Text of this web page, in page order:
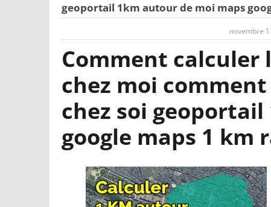
geoportail 1km autour de moi maps
novembre
Comment calculer
chez moi
chez soi
google maps 1 km